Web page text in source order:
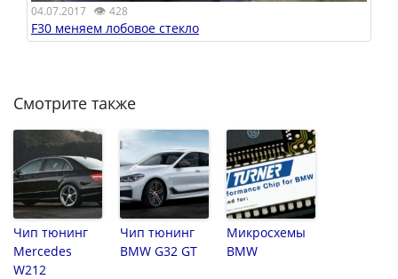
04.07.2017 👁 428
F30 меняем лобовое стекло
Смотрите также
Чип тюнинг
Mercedes
W212
Чип тюнинг
BMW G32 GT
Микросхемы
BMW